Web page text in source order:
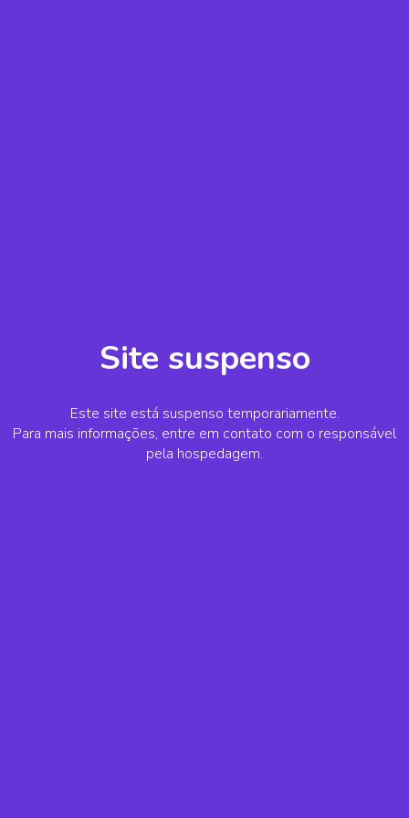
Site suspenso
Este site está suspenso temporariamente.
Para mais informações, entre em contato com o responsável
pela hospedagem.